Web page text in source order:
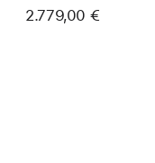
2.779,00 €